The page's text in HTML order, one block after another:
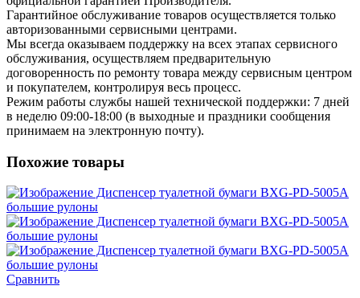
Гарантийное обслуживание товаров осуществляется только
авторизованными сервисными центрами.
Мы всегда оказываем поддержку на всех этапах сервисного
обслуживания, осуществляем предварительную
договоренность по ремонту товара между сервисным центром
и покупателем, контролируя весь процесс.
Режим работы службы нашей технической поддержки: 7 дней
в неделю 09:00-18:00 (в выходные и праздники сообщения
принимаем на электронную почту).
Похожие товары
Сравнить